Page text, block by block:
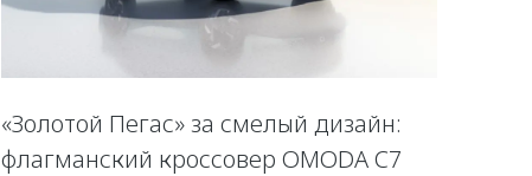
«Золотой Пегас» за смелый дизайн:
флагманский кроссовер OMODA C7